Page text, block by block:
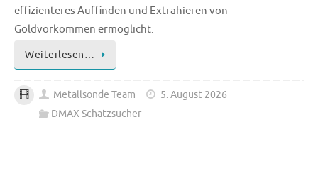
effizienteres Auffinden und Extrahieren von
Goldvorkommen ermöglicht.
Weiterlesen…
Metallsonde Team
5. August 2026
DMAX Schatzsucher